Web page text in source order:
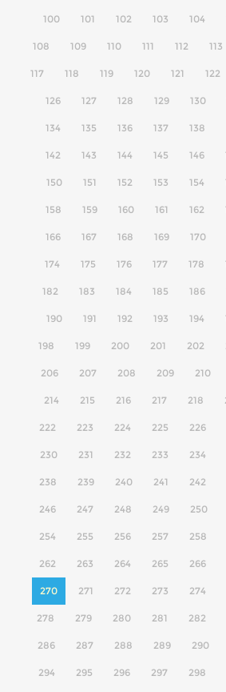
100 101 102 103 104
108 109 110 111 112 113
117 118 119 120 121 122
126 127 128 129 130
134 135 136 137 138
142 143 144 145 146
150 151 152 153 154
158 159 160 161 162
166 167 168 169 170
174 175 176 177 178
182 183 184 185 186
190 191 192 193 194
198 199 200 201 202
206 207 208 209 210
214 215 216 217 218
222 223 224 225 226
230 231 232 233 234
238 239 240 241 242
246 247 248 249 250
254 255 256 257 258
262 263 264 265 266
270 271 272 273 274
278 279 280 281 282
286 287 288 289 290
294 295 296 297 298